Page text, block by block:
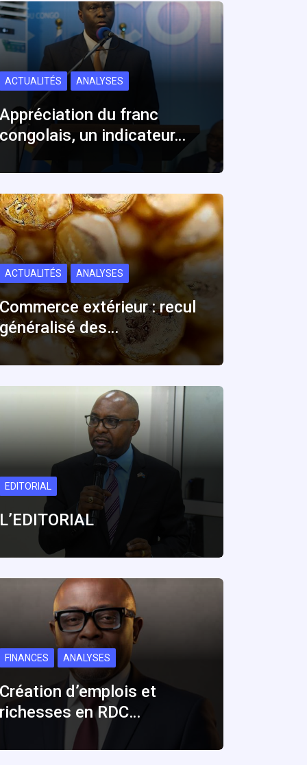
ACTUALITÉS ANALYSES
Appréciation du franc
congolais, un indicateur…
ACTUALITÉS ANALYSES
extérieur : recul
des…
EDITORIAL
L’EDITORIAL
FINANCES ANALYSES
Création d’emplois et
richesses en RDC…